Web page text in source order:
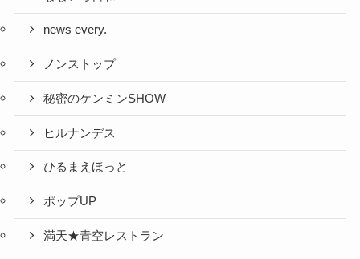
news every.
ノンストップ
秘密のケンミンSHOW
ヒルナンデス
ひるまえほっと
ポップUP
満天★青空レストラン